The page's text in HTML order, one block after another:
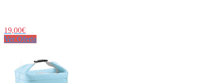
19,00€
Ver Oferta